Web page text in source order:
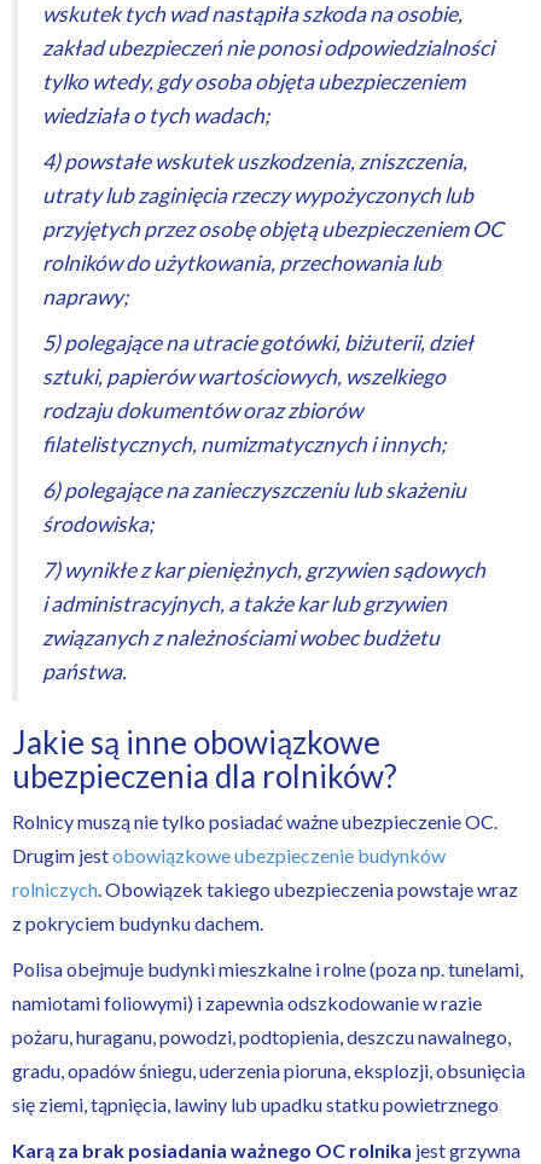
wskutek tych wad nastąpiła szkoda na osobie,
zakład ubezpieczeń nie ponosi odpowiedzialności
tylko wtedy, gdy osoba objęta ubezpieczeniem
wiedziała o tych wadach;
4) powstałe wskutek uszkodzenia, zniszczenia,
utraty lub zaginięcia rzeczy wypożyczonych lub
przyjętych przez osobę objętą ubezpieczeniem OC
rolników do użytkowania, przechowania lub
naprawy;
5) polegające na utracie gotówki, biżuterii, dzieł
sztuki, papierów wartościowych, wszelkiego
rodzaju dokumentów oraz zbiorów
filatelistycznych, numizmatycznych i innych;
6) polegające na zanieczyszczeniu lub skażeniu
środowiska;
7) wynikłe z kar pieniężnych, grzywien sądowych
i administracyjnych, a także kar lub grzywien
związanych z należnościami wobec budżetu
państwa.
Jakie są inne obowiązkowe
ubezpieczenia dla rolników?
Rolnicy muszą nie tylko posiadać ważne ubezpieczenie OC.
Drugim jestobowiązkowe ubezpieczenie budynków
rolniczych. Obowiązek takiego ubezpieczenia powstaje wraz
z pokryciem budynku dachem.
Polisa obejmuje budynki mieszkalne i rolne (poza np. tunelami,
namiotami foliowymi) i zapewnia odszkodowanie w razie
pożaru, huraganu, powodzi, podtopienia, deszczu nawalnego,
gradu, opadów śniegu, uderzenia pioruna, eksplozji, obsunięcia
się ziemi, tąpnięcia, lawiny lub upadku statku powietrznego
Karą za brak posiadania ważnego OC rolnika jest grzywna